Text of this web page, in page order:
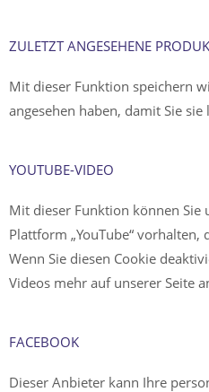
ZULETZT ANGESEHENE
Mit dieser Funktion speichern
angesehen haben, damit Sie
YOUTUBE-VIDEO
Mit dieser Funktion können Sie
Plattform „YouTube“
Wenn Sie diesen Cookie
Videos mehr auf unserer Seite
FACEBOOK
Dieser Anbieter kann Ihre